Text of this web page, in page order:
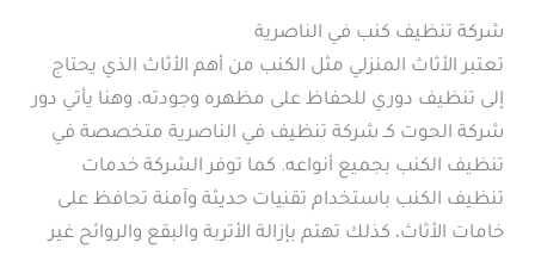
شركة تنظيف كنب في الناصرية
تعتبر الأثاث المنزلي مثل الكنب من أهم الأثاث الذي يحتاج
إلى تنظيف دوري للحفاظ على مظهره وجودته، وهنا يأتي دور
شركة الحوت كـ شركة تنظيف في الناصرية متخصصة في
تنظيف الكنب بجميع أنواعه. كما توفر الشركة خدمات
تنظيف الكنب باستخدام تقنيات حديثة وآمنة تحافظ على
خامات الأثاث، كذلك تهتم بإزالة الأتربة والبقع والروائح غير